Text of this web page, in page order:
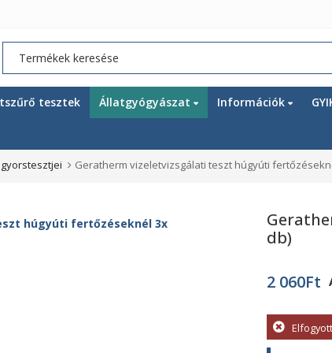
tesztek Állatgyógyászat Információk
Geratherm vizeletvizsgálati teszt húgyúti
db)
2 060Ft
Elfogyott